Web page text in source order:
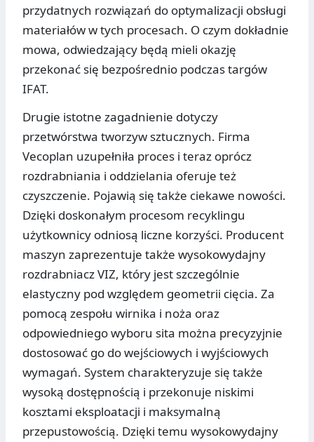
przydatnych rozwiązań do optymalizacji obsługi
materiałów w tych procesach. O czym dokładnie
mowa, odwiedzający będą mieli okazję
przekonać się bezpośrednio podczas targów
IFAT.
Drugie istotne zagadnienie dotyczy
przetwórstwa tworzyw sztucznych. Firma
Vecoplan uzupełniła proces i teraz oprócz
rozdrabniania i oddzielania oferuje też
czyszczenie. Pojawią się także ciekawe nowości.
Dzięki doskonałym procesom recyklingu
użytkownicy odniosą liczne korzyści. Producent
maszyn zaprezentuje także wysokowydajny
rozdrabniacz VIZ, który jest szczególnie
elastyczny pod względem geometrii cięcia. Za
pomocą zespołu wirnika i noża oraz
odpowiedniego wyboru sita można precyzyjnie
dostosować go do wejściowych i wyjściowych
wymagań. System charakteryzuje się także
wysoką dostępnością i przekonuje niskimi
kosztami eksploatacji i maksymalną
przepustowością. Dzięki temu wysokowydajny